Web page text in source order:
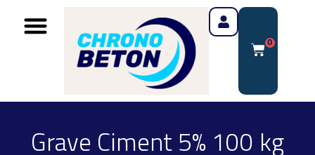
0
Grave Ciment 5% 100 kg